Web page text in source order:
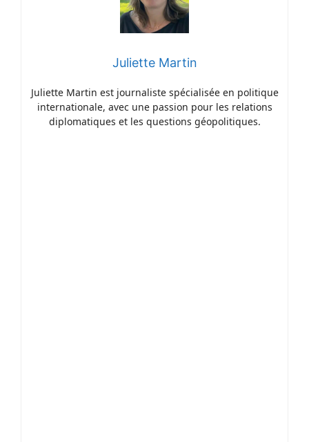
Juliette Martin
Juliette Martin est journaliste spécialisée en politique
internationale, avec une passion pour les relations
diplomatiques et les questions géopolitiques.